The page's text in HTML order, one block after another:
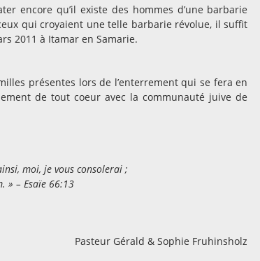
encore qu’il existe des hommes d’une barbarie
qui croyaient une telle barbarie révolue, il suffit
2011 à Itamar en Samarie.
présentes lors de l’enterrement qui se fera en
de tout coeur avec la communauté juive de
moi, je vous consolerai ;
» – Esaïe 66:13
Pasteur Gérald & Sophie Fruhinsholz